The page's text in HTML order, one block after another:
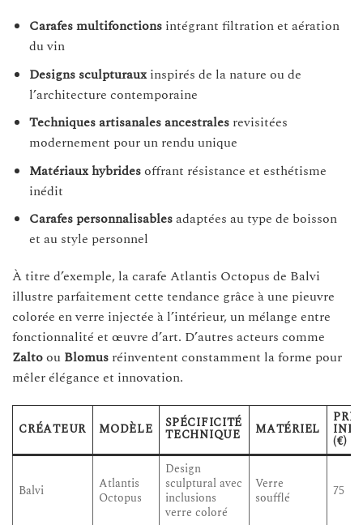
Carafes multifonctionsintégrant filtration et aération
du vin
Designs sculpturauxinspirés de la nature ou de
l’architecture contemporaine
Techniques artisanales ancestralesrevisitées
modernement pour un rendu unique
Matériaux hybridesoffrant résistance et esthétisme
inédit
Carafes personnalisablesadaptées au type de boisson
et au style personnel
À titre d’exemple, la carafe Atlantis Octopus de Balvi
illustre parfaitement cette tendance grâce à une pieuvre
colorée en verre injectée à l’intérieur, un mélange entre
fonctionnalité et œuvre d’art. D’autres acteurs comme
Zaltoou Blomus réinventent constamment la forme pour
mêler élégance et innovation.
CRÉATEUR MODÈLE SPÉCIFICITÉ
TECHNIQUE MATÉRIEL
PRIX
(€)
Balvi
Atlantis
Octopus
Design
sculptural avec
inclusions
verre coloré
Verre
soufflé
75